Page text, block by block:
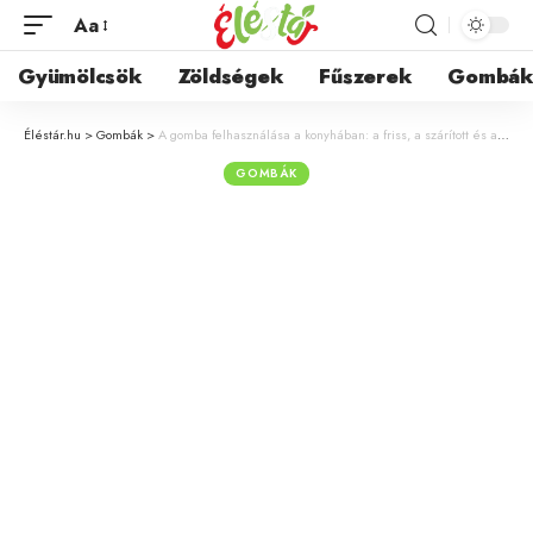
Aa
Gyümölcsök Zöldségek Fűszerek Gombák
Éléstár.hu >Gombák >A gomba felhasználása a konyhában: a friss, a szárított és a fagyasztott gombák titkai
GOMBÁK